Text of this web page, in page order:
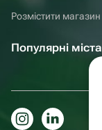
Розмістити магазин
Популярні міста